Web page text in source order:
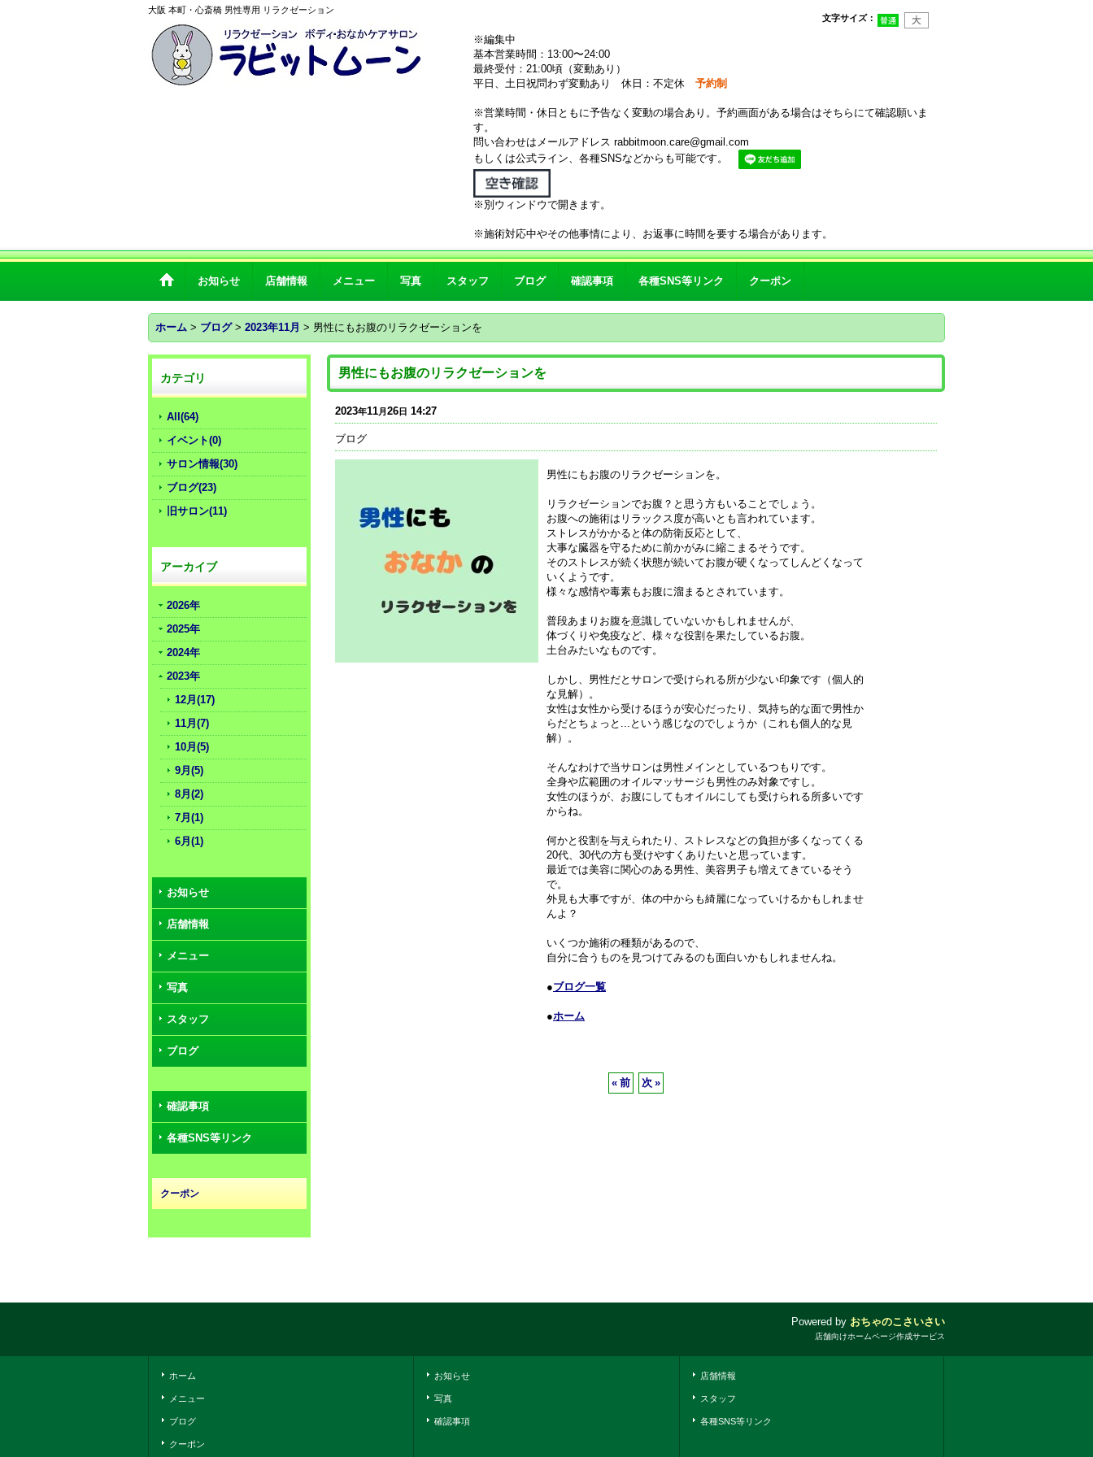
大阪 本町・心斎橋 男性専用 リラクゼーション
文字サイズ：
※編集中
基本営業時間：13:00〜24:00
最終受付：21:00頃（変動あり）
平日、土日祝問わず変動あり 休日：不定休 予約制
※営業時間・休日ともに予告なく変動の場合あり。予約画面がある場合はそちらにて確認願いま
す。
問い合わせはメールアドレス rabbitmoon.care@gmail.com
もしくは公式ライン、各種SNSなどからも可能です。
※別ウィンドウで開きます。
※施術対応中やその他事情により、お返事に時間を要する場合があります。
お知らせ 店舗情報 メニュー 写真 スタッフ ブログ 確認事項 各種SNS等リンク クーポン
ホーム > ブログ > 2023年11月 > 男性にもお腹のリラクゼーションを
カテゴリ
All(64)
イベント(0)
サロン情報(30)
ブログ(23)
旧サロン(11)
アーカイブ
2026年
2025年
2024年
2023年
12月(17)
11月(7)
10月(5)
9月(5)
8月(2)
7月(1)
6月(1)
お知らせ
店舗情報
メニュー
写真
スタッフ
ブログ
確認事項
各種SNS等リンク
クーポン
男性にもお腹のリラクゼーションを
2023年11月26日 14:27
ブログ
男性にもお腹のリラクゼーションを。
リラクゼーションでお腹？と思う方もいることでしょう。
お腹への施術はリラックス度が高いとも言われています。
ストレスがかかると体の防衛反応として、
大事な臓器を守るために前かがみに縮こまるそうです。
そのストレスが続く状態が続いてお腹が硬くなってしんどくなって
いくようです。
様々な感情や毒素もお腹に溜まるとされています。
普段あまりお腹を意識していないかもしれませんが、
体づくりや免疫など、様々な役割を果たしているお腹。
土台みたいなものです。
しかし、男性だとサロンで受けられる所が少ない印象です（個人的
な見解）。
女性は女性から受けるほうが安心だったり、気持ち的な面で男性か
らだとちょっと...という感じなのでしょうか（これも個人的な見
解）。
そんなわけで当サロンは男性メインとしているつもりです。
全身や広範囲のオイルマッサージも男性のみ対象ですし。
女性のほうが、お腹にしてもオイルにしても受けられる所多いです
からね。
何かと役割を与えられたり、ストレスなどの負担が多くなってくる
20代、30代の方も受けやすくありたいと思っています。
最近では美容に関心のある男性、美容男子も増えてきているそう
で。
外見も大事ですが、体の中からも綺麗になっていけるかもしれませ
んよ？
いくつか施術の種類があるので、
自分に合うものを見つけてみるのも面白いかもしれませんね。
●ブログ一覧
●ホーム
« 前 次 »
Powered by おちゃのこさいさい
店舗向けホームページ作成サービス
ホーム
メニュー
ブログ
クーポン
お知らせ
写真
確認事項
店舗情報
スタッフ
各種SNS等リンク